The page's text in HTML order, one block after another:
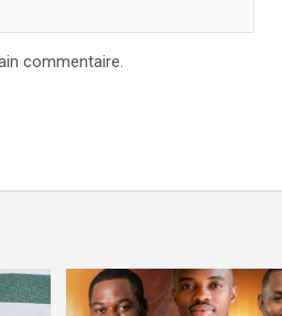
commentaire.